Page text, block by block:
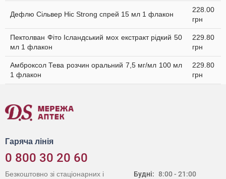
Дефлю Сільвер Ніс Strong спрей 15 мл 1 флакон
228.00
грн
Пектолван Фіто Ісландський мох екстракт рідкий 50
мл 1 флакон
229.80
грн
Амброксол Тева розчин оральний 7,5 мг/мл 100 мл
1 флакон
229.80
грн
Гаряча лінія
0 800 30 20 60
Будні: 8:00 - 21:00
Безкоштовно зі стаціонарних і